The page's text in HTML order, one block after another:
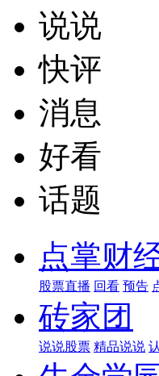
说说
快评
消息
好看
话题
点掌财
股票直播 回看 预告
砖家团
说说股票 精品说说